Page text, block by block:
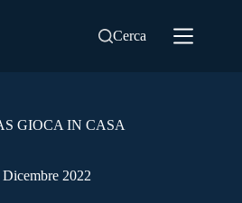
Cerca
GIOCA IN CASA
Dicembre 2022